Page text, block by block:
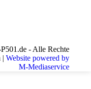
- Alle Rechte
| Website powered by
M-Mediaservice